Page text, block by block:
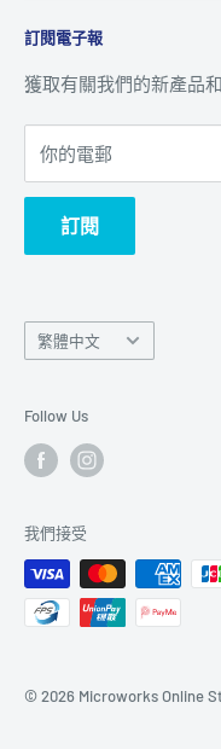
追蹤訂單
聯絡我們
客戶服務
訂閱電子報
獲取有關我們的新產品
你的電郵
訂閱
Language
語
繁體中文
Follow Us
我們接受
© 2026 Microworks Online